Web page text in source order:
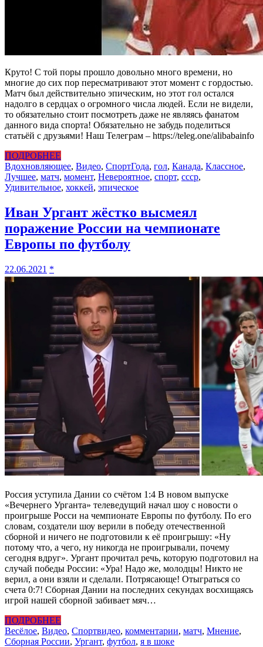
Круто! С той поры прошло довольно много времени, но
многие до сих пор пересматривают этот момент с гордостью.
Матч был действительно эпическим, но этот гол остался
надолго в сердцах о огромного числа людей. Если не видели,
то обязательно стоит посмотреть даже не являясь фанатом
данного вида спорта! Обязательно не забудь поделиться
статьёй с друзьями! Наш Телеграм – https://teleg.one/alibabainfo
ПОДРОБНЕЕ
Вдохновляющее, Видео, СпортГода, гол, Канада, Классное,
Лучшее, матч, момент, Невероятное, спорт, ссср,
Удивительное, хоккей, эпическое
Иван Ургант жёстко высмеял
поражение России на чемпионате
Европы по футболу
22.06.2021 *
Россия уступила Дании со счётом 1:4 В новом выпуске
«Вечернего Урганта» телеведущий начал шоу с новости о
проигрыше Росси на чемпионате Европы по футболу. По его
словам, создатели шоу верили в победу отечественной
сборной и ничего не подготовили к её проигрышу: «Ну
потому что, а чего, ну никогда не проигрывали, почему
сегодня вдруг». Ургант прочитал речь, которую подготовил на
случай победы России: «Ура! Надо же, молодцы! Никто не
верил, а они взяли и сделали. Потрясающе! Отыграться со
счета 0:7! Сборная Дании на последних секундах восхищаясь
игрой нашей сборной забивает мяч…
ПОДРОБНЕЕ
Весёлое, Видео, Спортвидео, комментарии, матч, Мнение,
Сборная России, Ургант, футбол, я в шоке